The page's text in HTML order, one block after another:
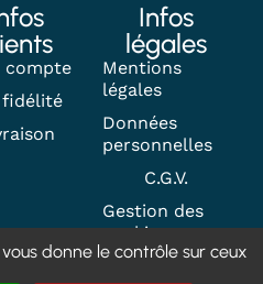
compte
fidélité
Infos
légales
Mentions
légales
Données
personnelles
C.G.V.
Gestion des
cookies
donne le contrôle sur ceux